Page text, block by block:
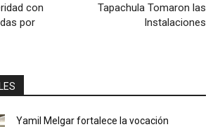
con
por
Tapachula Tomaron las
Instalaciones
Yamil Melgar fortalece la vocación